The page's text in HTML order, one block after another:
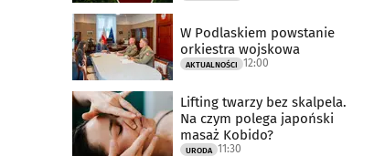
W Podlaskiem powstanie
orkiestra wojskowa
AKTUALNOŚCI 12:00
Lifting twarzy bez skalpela.
Na czym polega japoński
masaż Kobido?
URODA 11:30